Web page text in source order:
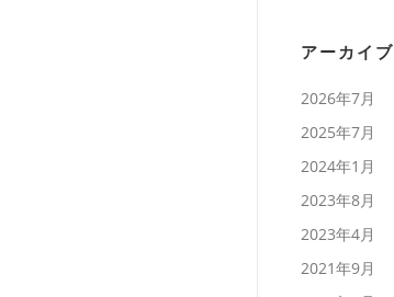
アーカイブ
2026年7月
2025年7月
2024年1月
2023年8月
2023年4月
2021年9月